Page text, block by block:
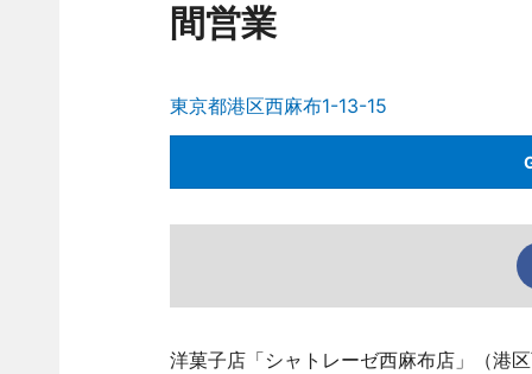
間営業
東京都港区西麻布1-13-15
洋菓子店「シャトレーゼ西麻布店」（港